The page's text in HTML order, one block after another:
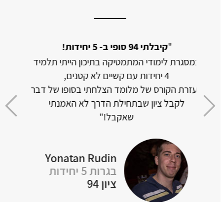
"לבסוף קיבלתי 94 ב- 5 יחידות!
האתר בנוי בצורה מעולה, החומר מסודר ומובן
וכמובן מקיף את כל הנושאים שצריך לבגרות.
הצלחתי תוך חודש וחצי, לאחר ש-4 שנים לא
יחידות!"
Rotem Naon
בגרות 5 יחידות
ציון 94
דבר